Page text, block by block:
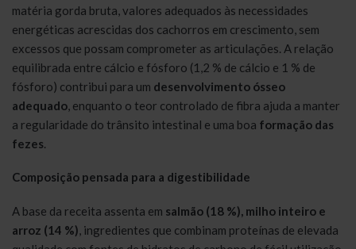
matéria gorda bruta, valores adequados às necessidades
energéticas acrescidas dos cachorros em crescimento, sem
excessos que possam comprometer as articulações. A relação
equilibrada entre cálcio e fósforo (1,2 % de cálcio e 1 % de
fósforo) contribui para um desenvolvimento ósseo
adequado, enquanto o teor controlado de fibra ajuda a manter
a regularidade do trânsito intestinal e uma boa formação das
fezes.
Composição pensada para a digestibilidade
A base da receita assenta em salmão (18 %), milho inteiro e
arroz (14 %), ingredientes que combinam proteínas de elevada